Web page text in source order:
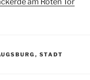
, STADT